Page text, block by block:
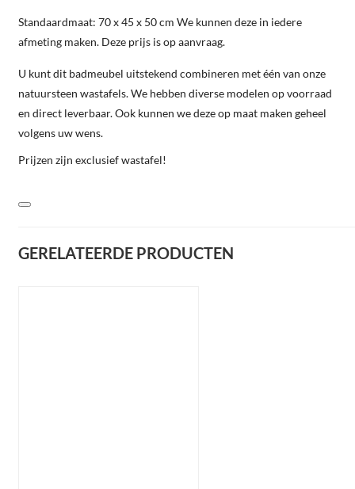
Standaardmaat: 70 x 45 x 50 cm We kunnen deze in iedere
afmeting maken. Deze prijs is op aanvraag.
U kunt dit badmeubel uitstekend combineren met één van onze
natuursteen wastafels. We hebben diverse modelen op voorraad
en direct leverbaar. Ook kunnen we deze op maat maken geheel
volgens uw wens.
Prijzen zijn exclusief wastafel!
GERELATEERDE PRODUCTEN